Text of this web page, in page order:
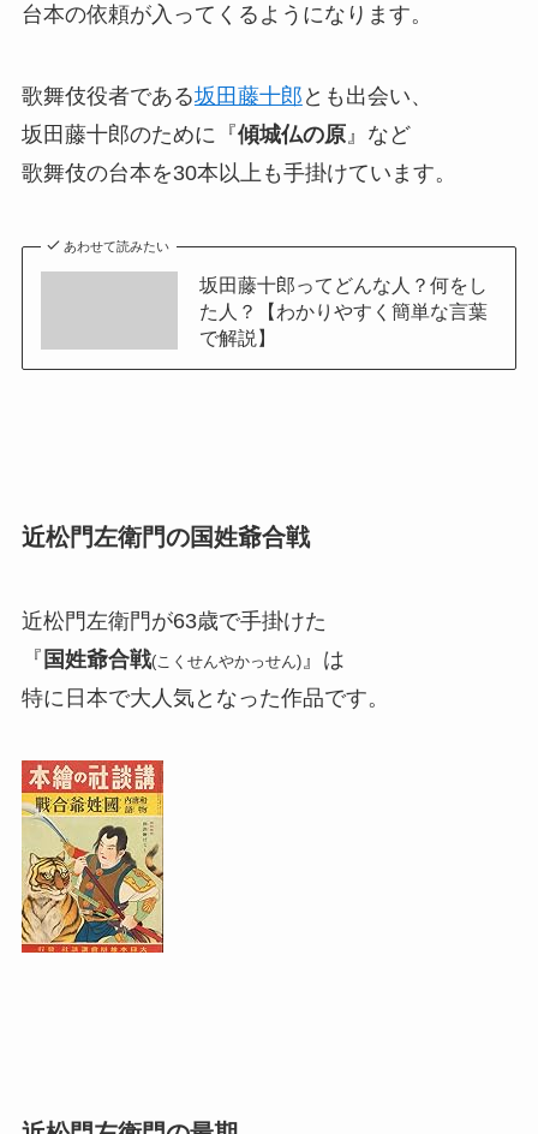
台本の依頼が入ってくるようになります。
歌舞伎役者である坂田藤十郎 とも出会い、
坂田藤十郎のために『傾城仏の原』など
歌舞伎の台本を30本以上も手掛けています。
あわせて読みたい
坂田藤十郎ってどんな人？何をし
た人？【わかりやすく簡単な言葉
で解説】
近松門左衛門の国姓爺合戦
近松門左衛門が63歳で手掛けた
『 国姓爺合戦(こくせんやかっせん)』は
特に日本で大人気となった作品です。